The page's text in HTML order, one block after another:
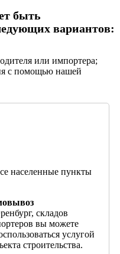
быть
вариантов:
или импортера;
с помощью нашей
населенные пункты
складов
вы можете
услугой
строительства.